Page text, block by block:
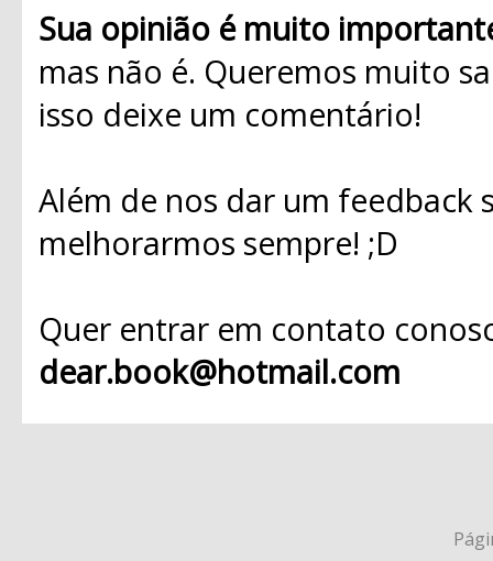
Sua opinião é muito
mas não é. Queremos muito
isso deixe um comentário!
Além de nos dar um
melhorarmos sempre! ;D
Quer entrar em contato
dear.book@hotmail.com